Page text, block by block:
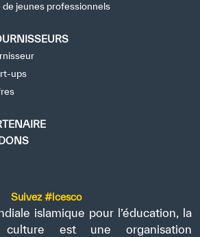
de jeunes professionnels
ups
Suivez #icesco
islamique pour l’éducation, la
est une organisation